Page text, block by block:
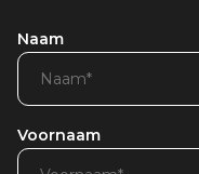
Naam
Voornaam